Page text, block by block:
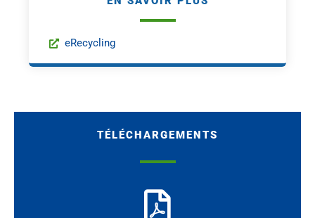
eRecycling
TÉLÉCHARGEMENTS